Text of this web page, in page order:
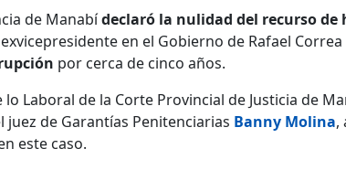
de Manabídeclaró la nulidad del recurso de
en el Gobierno de Rafael
por cerca de cinco años.
lo Laboral de la Corte Provincial de Justicia de
juez de Garantías Penitenciarias Banny Molina,
este caso.